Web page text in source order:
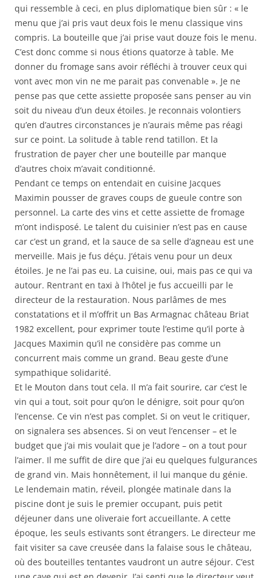
qui ressemble à ceci, en plus diplomatique bien sûr : « le
menu que j’ai pris vaut deux fois le menu classique vins
compris. La bouteille que j’ai prise vaut douze fois le menu.
C’est donc comme si nous étions quatorze à table. Me
donner du fromage sans avoir réfléchi à trouver ceux qui
vont avec mon vin ne me parait pas convenable ». Je ne
pense pas que cette assiette proposée sans penser au vin
soit du niveau d’un deux étoiles. Je reconnais volontiers
qu’en d’autres circonstances je n’aurais même pas réagi
sur ce point. La solitude à table rend tatillon. Et la
frustration de payer cher une bouteille par manque
d’autres choix m’avait conditionné.
Pendant ce temps on entendait en cuisine Jacques
Maximin pousser de graves coups de gueule contre son
personnel. La carte des vins et cette assiette de fromage
m’ont indisposé. Le talent du cuisinier n’est pas en cause
car c’est un grand, et la sauce de sa selle d’agneau est une
merveille. Mais je fus déçu. J’étais venu pour un deux
étoiles. Je ne l’ai pas eu. La cuisine, oui, mais pas ce qui va
autour. Rentrant en taxi à l’hôtel je fus accueilli par le
directeur de la restauration. Nous parlâmes de mes
constatations et il m’offrit un Bas Armagnac château Briat
1982 excellent, pour exprimer toute l’estime qu’il porte à
Jacques Maximin qu’il ne considère pas comme un
concurrent mais comme un grand. Beau geste d’une
sympathique solidarité.
Et le Mouton dans tout cela. Il m’a fait sourire, car c’est le
vin qui a tout, soit pour qu’on le dénigre, soit pour qu’on
l’encense. Ce vin n’est pas complet. Si on veut le critiquer,
on signalera ses absences. Si on veut l’encenser – et le
budget que j’ai mis voulait que je l’adore – on a tout pour
l’aimer. Il me suffit de dire que j’ai eu quelques fulgurances
de grand vin. Mais honnêtement, il lui manque du génie.
Le lendemain matin, réveil, plongée matinale dans la
piscine dont je suis le premier occupant, puis petit
déjeuner dans une oliveraie fort accueillante. A cette
époque, les seuls estivants sont étrangers. Le directeur me
fait visiter sa cave creusée dans la falaise sous le château,
où des bouteilles tentantes vaudront un autre séjour. C’est